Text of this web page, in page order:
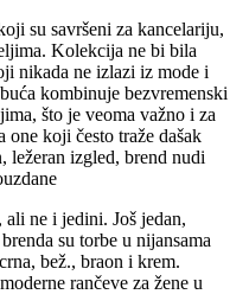
su savršeni za kancelariju,
Kolekcija ne bi bila
nikada ne izlazi iz mode i
kombinuje bezvremenski
što je veoma važno i za
koji često traže dašak
ležeran izgled, brend nudi
ne i jedini. Još jedan,
su torbe u nijansama
bež., braon i krem.
rančeve za žene u